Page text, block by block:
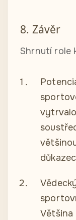
8. Závěr
Shrnutí role
Většina